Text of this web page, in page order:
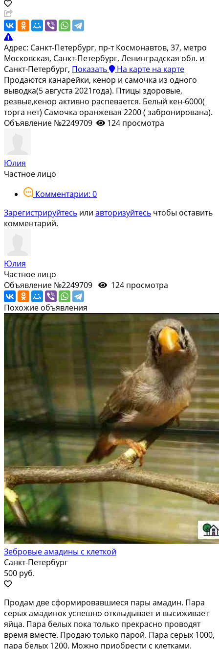
Адрес: Санкт-Петербург, пр-т Космонавтов, 37, метро
Московская, Санкт-Петербург, Ленинградская обл. и
Санкт-Петербург, Показать На карте на карте
Продаются канарейки, кенор и самочка из одного
выводка(5 августа 2021года). Птицы здоровые,
резвые,кенор активно распевается. Белый кен-6000(
торга нет) Самочка оранжевая 2200 ( забронирована).
Объявление №2249709
124 просмотра
Юлия
Частное лицо
Комментарии: 0
Зарегистрируйтесь или авторизуйтесь чтобы оставить
комментарий.
Юлия
Частное лицо
Объявление №2249709
124 просмотра
Похожие объявления
Зебровые амадины с клеткой
Санкт-Петербург
500 руб.
Продам две сформировавшиеся пары амадин. Пара
серых амадинок успешно отклыдывает и высиживает
яйца. Пара белых пока только прекрасно проводят
время вместе. Продаю только парой. Пара серых 1000,
пара белых 1200. Можно приобрести с клетками.